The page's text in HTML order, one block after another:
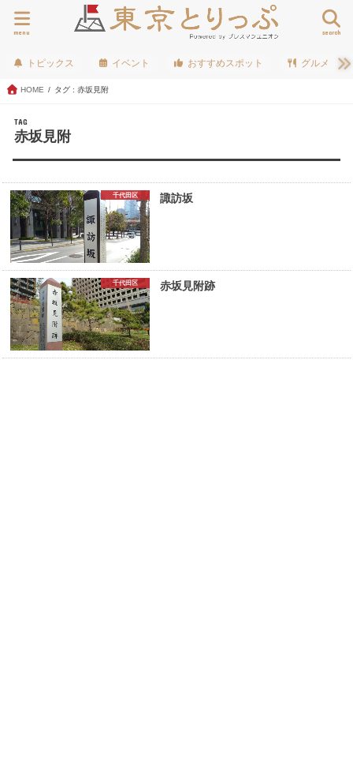
search
menu
トピックス イベント おすすめスポット グルメ
HOME タグ : 赤坂見附
TAG
赤坂見附
千代田区 諏訪坂
千代田区 赤坂見附跡